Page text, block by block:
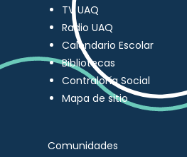
TV UAQ
Radio UAQ
Calendario Escolar
Bibliotecas
Contraloría Social
Mapa de sitio
Comunidades